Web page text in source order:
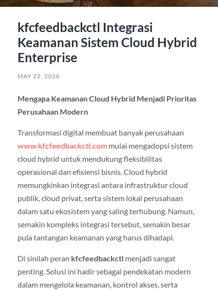
kfcfeedbackctl Integrasi
Keamanan Sistem Cloud Hybrid
Enterprise
MAY 22, 2026
Mengapa Keamanan Cloud Hybrid Menjadi Prioritas
Perusahaan Modern
Transformasi digital membuat banyak perusahaan
www.kfcfeedbackctl.commulai mengadopsi sistem
cloud hybrid untuk mendukung fleksibilitas
operasional dan efisiensi bisnis. Cloud hybrid
memungkinkan integrasi antara infrastruktur cloud
publik, cloud privat, serta sistem lokal perusahaan
dalam satu ekosistem yang saling terhubung. Namun,
semakin kompleks integrasi tersebut, semakin besar
pula tantangan keamanan yang harus dihadapi.
Di sinilah peran kfcfeedbackctlmenjadi sangat
penting. Solusi ini hadir sebagai pendekatan modern
dalam mengelola keamanan, kontrol akses, serta